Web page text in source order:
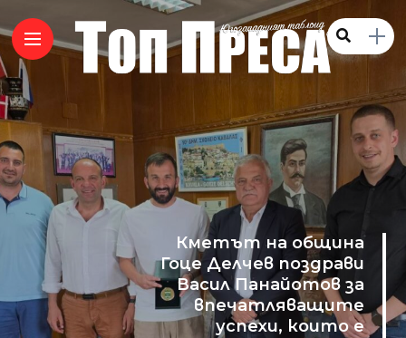
Кметът на община
Гоце Делчев поздрави
Васил Панайотов за
впечатляващите
успехи, които е